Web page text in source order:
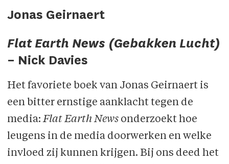
Jonas Geirnaert
Flat Earth News (Gebakken Lucht)
– Nick Davies
Het favoriete boek van Jonas Geirnaert is
een bitter ernstige aanklacht tegen de
media:Flat Earth Newsonderzoekt hoe
leugens in de media doorwerken en welke
invloed zij kunnen krijgen. Bij ons deed het